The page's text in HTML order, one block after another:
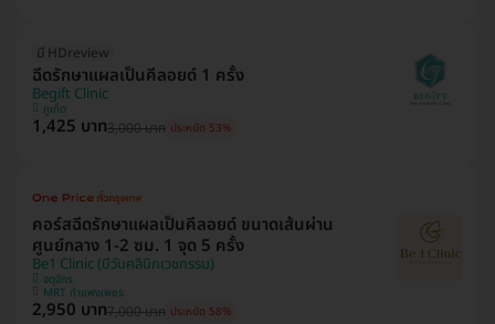
มี HDreview
ฉีดรักษาแผลเป็นคีลอยด์ 1 ครั้ง
Begift Clinic
ภูเก็ต
1,425 บาท3,000 บาท ประหยัด 53%
คอร์สฉีดรักษาแผลเป็นคีลอยด์ ขนาดเส้นผ่าน
ศูนย์กลาง 1-2 ซม. 1 จุด 5 ครั้ง
Be1 Clinic (บีวันคลินิกเวชกรรม)
จตุจักร
MRT กำแพงเพชร
2,950 บาท7,000 บาท ประหยัด 58%